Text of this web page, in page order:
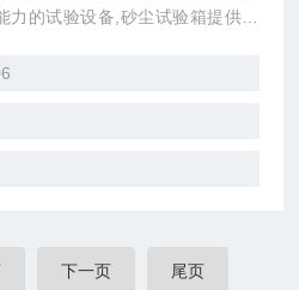
的试验设备,砂尘试验箱提供非
流可以平滑调速和开停自动定时
下一页 尾页